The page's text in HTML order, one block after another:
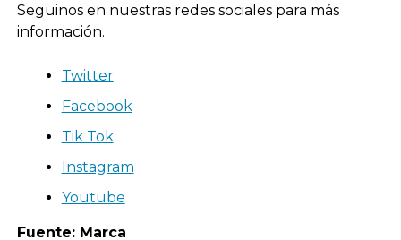
Seguinos en nuestras redes sociales para más
información.
Twitter
Facebook
Tik Tok
Instagram
Youtube
Fuente: Marca